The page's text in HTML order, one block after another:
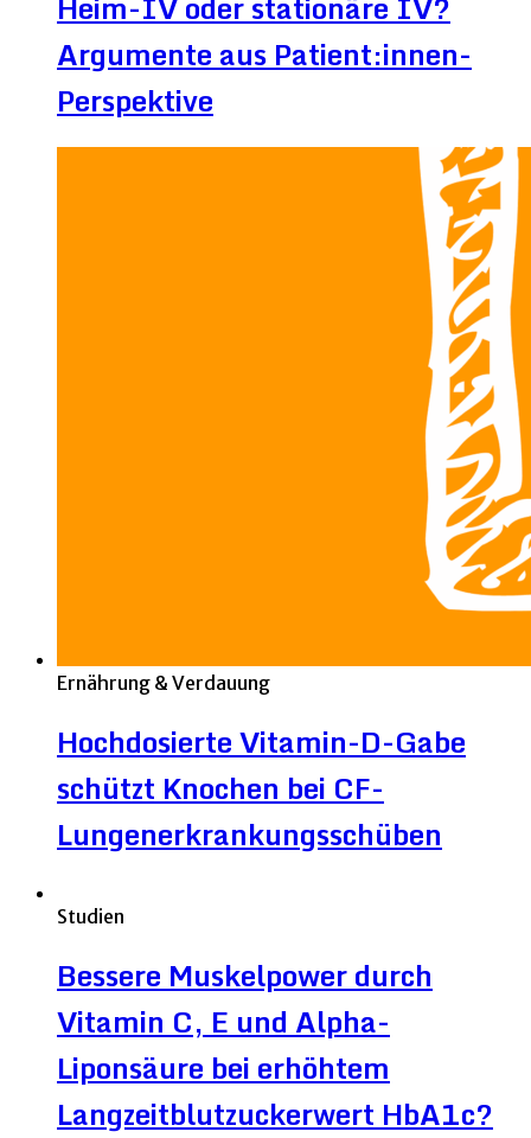
Argumente aus Patient:innen-
Perspektive
Ernährung & Verdauung
Hochdosierte Vitamin-D-Gabe
schützt Knochen bei CF-
Lungenerkrankungsschüben
Studien
Bessere Muskelpower durch
Vitamin C, E und Alpha-
Liponsäure bei erhöhtem
Langzeitblutzuckerwert HbA1c?